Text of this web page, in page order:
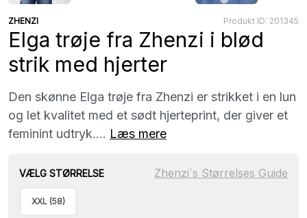
ZHENZI Produkt ID: 201345
Elga trøje fra Zhenzi i blød
strik med hjerter
Den skønne Elga trøje fra Zhenzi er strikket i en lun
og let kvalitet med et sødt hjerteprint, der giver et
feminint udtryk.... Læs mere
VÆLG STØRRELSE Zhenzi´s Størrelses Guide
XXL (58)